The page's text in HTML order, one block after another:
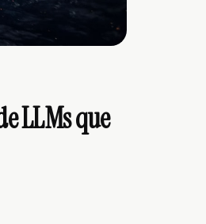
LLMs que